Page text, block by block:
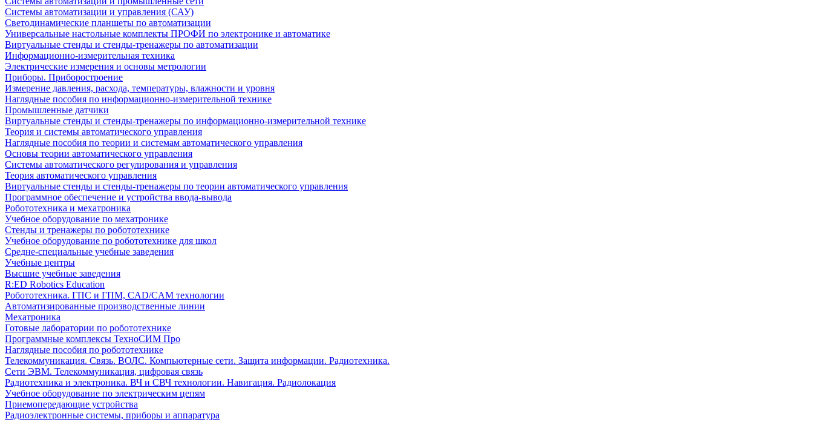
Системы автоматизации и управления (САУ)
Светодинамические планшеты по автоматизации
Универсальные настольные комплекты ПРОФИ по электронике и автоматике
Виртуальные стенды и стенды-тренажеры по автоматизации
Информационно-измерительная техника
Электрические измерения и основы метрологии
Приборы. Приборостроение
Измерение давления, расхода, температуры, влажности и уровня
Наглядные пособия по информационно-измерительной технике
Промышленные датчики
Виртуальные стенды и стенды-тренажеры по информационно-измерительной технике
Теория и системы автоматического управления
Наглядные пособия по теории и системам автоматического управления
Основы теории автоматического управления
Системы автоматического регулирования и управления
Теория автоматического управления
Виртуальные стенды и стенды-тренажеры по теории автоматического управления
Программное обеспечение и устройства ввода-вывода
Робототехника и мехатроника
Учебное оборудование по мехатронике
Стенды и тренажеры по робототехнике
Учебное оборудование по робототехнике для школ
Средне-специальные учебные заведения
Учебные центры
Высшие учебные заведения
R:ED Robotics Education
Робототехника. ГПС и ГПМ, CAD/CAM технологии
Автоматизированные производственные линии
Мехатроника
Готовые лаборатории по робототехнике
Программные комплексы ТехноСИМ Про
Наглядные пособия по робототехнике
Телекоммуникация. Связь. ВОЛС. Компьютерные сети. Защита информации. Радиотехника.
Сети ЭВМ. Телекоммуникация, цифровая связь
Радиотехника и электроника. ВЧ и СВЧ технологии. Навигация. Радиолокация
Учебное оборудование по электрическим цепям
Приемопередающие устройства
Радиоэлектронные системы, приборы и аппаратура